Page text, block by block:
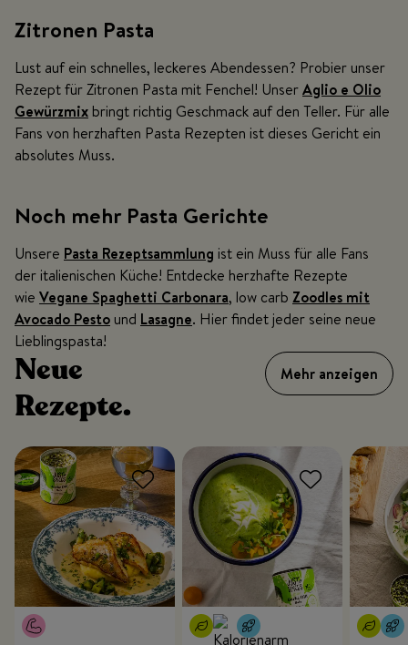
Zitronen Pasta
Lust auf ein schnelles, leckeres Abendessen? Probier unser
Rezept für Zitronen Pasta mit Fenchel! UnserAglio e Olio
Gewürzmix bringt richtig Geschmack auf den Teller. Für alle
Fans von herzhaften Pasta Rezepten ist dieses Gericht ein
absolutes Muss.
Noch mehr Pasta Gerichte
Unsere Pasta Rezeptsammlung ist ein Muss für alle Fans
der italienischen Küche! Entdecke herzhafte Rezepte
wie Vegane Spaghetti Carbonara, low carb Zoodles mit
Avocado Pesto und Lasagne. Hier findet jeder seine neue
Lieblingspasta!
Neue
Rezepte.
Mehr anzeigen